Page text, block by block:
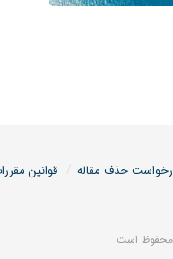
حذف مقاله قوانین
محفوظ است